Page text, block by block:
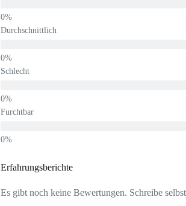
Durchschnittlich
Schlecht
Furchtbar
Erfahrungsberichte
Es gibt noch keine Bewertungen. Schreibe